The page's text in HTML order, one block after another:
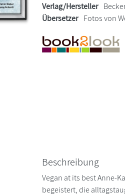
Verlag/Hersteller
Übersetzer Fotos von
Beschreibung
Vegan at its best Anne-
begeistert, die